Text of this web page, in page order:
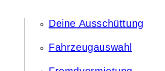
Deine Ausschüttung
Fahrzeugauswahl